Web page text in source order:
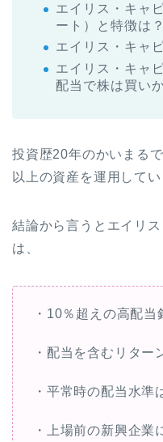
エイリス・キャ
ート）と特徴は？
エイリス・キャ
エイリス・キャ
配当で株は買い
投資歴20年のかいまる
以上の資産を運用してい
結論から言うとエイリ
は、
・10％超えの高配当
・配当を含むリタ
・平常時の配当水準
・上場前の新興企業